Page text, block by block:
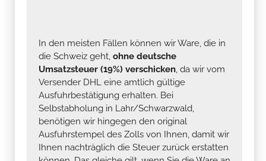
In den meisten Fällen können wir Ware, die in
die Schweiz geht, ohne deutsche
Umsatzsteuer (19%) verschicken, da wir vom
Versender DHL eine amtlich gültige
Ausfuhrbestätigung erhalten. Bei
Selbstabholung in Lahr/Schwarzwald,
benötigen wir hingegen den original
Ausfuhrstempel des Zolls von Ihnen, damit wir
Ihnen nachträglich die Steuer zurück erstatten